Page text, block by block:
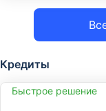
Кредиты
Быстрое решение